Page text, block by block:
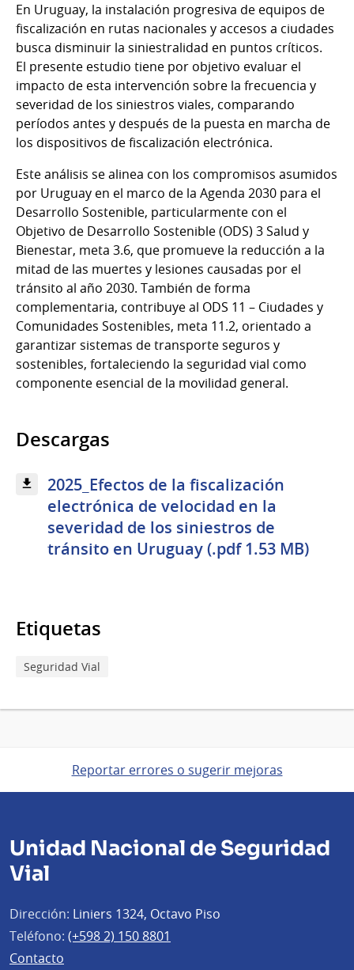
En Uruguay, la instalación progresiva de equipos de
fiscalización en rutas nacionales y accesos a ciudades
busca disminuir la siniestralidad en puntos críticos.
El presente estudio tiene por objetivo evaluar el
impacto de esta intervención sobre la frecuencia y
severidad de los siniestros viales, comparando
períodos antes y después de la puesta en marcha de
los dispositivos de fiscalización electrónica.
Este análisis se alinea con los compromisos asumidos
por Uruguay en el marco de la Agenda 2030 para el
Desarrollo Sostenible, particularmente con el
Objetivo de Desarrollo Sostenible (ODS) 3 Salud y
Bienestar, meta 3.6, que promueve la reducción a la
mitad de las muertes y lesiones causadas por el
tránsito al año 2030. También de forma
complementaria, contribuye al ODS 11 – Ciudades y
Comunidades Sostenibles, meta 11.2, orientado a
garantizar sistemas de transporte seguros y
sostenibles, fortaleciendo la seguridad vial como
componente esencial de la movilidad general.
Descargas
2025_Efectos de la fiscalización
electrónica de velocidad en la
severidad de los siniestros de
tránsito en Uruguay (.pdf 1.53 MB)
Etiquetas
Seguridad Vial
Reportar errores o sugerir mejoras
Unidad Nacional de Seguridad
Vial
Dirección: Liniers 1324, Octavo Piso
Teléfono: (+598 2) 150 8801
Contacto